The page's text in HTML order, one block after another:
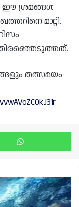
ഈ ശ്രമങ്ങൾ
മാറ്റി.
തത്സമയം